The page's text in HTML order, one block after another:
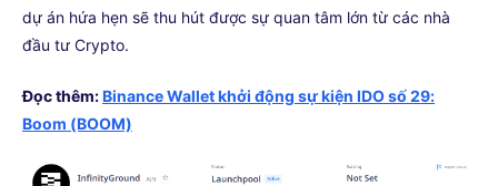
dự án hứa hẹn sẽ thu hút được sự quan tâm lớn từ các nhà
đầu tư Crypto.
Đọc thêm:Binance Wallet khởi động sự kiện IDO số 29:
Boom (BOOM)